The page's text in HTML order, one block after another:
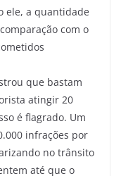
ele, a quantidade
com o
que bastam
atingir 20
é flagrado. Um
infrações por
no trânsito
até que o